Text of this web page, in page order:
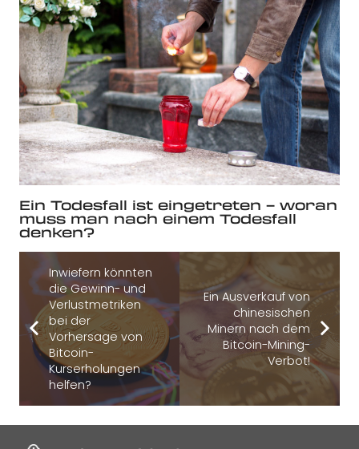
Ein Todesfall ist eingetreten – woran
muss man nach einem Todesfall
denken?
Inwiefern könnten
die Gewinn- und
Verlustmetriken
bei der
Vorhersage von
Bitcoin-
Kurserholungen
helfen?
Ein Ausverkauf von
chinesischen
Minern nach dem
Bitcoin-Mining-
Verbot!